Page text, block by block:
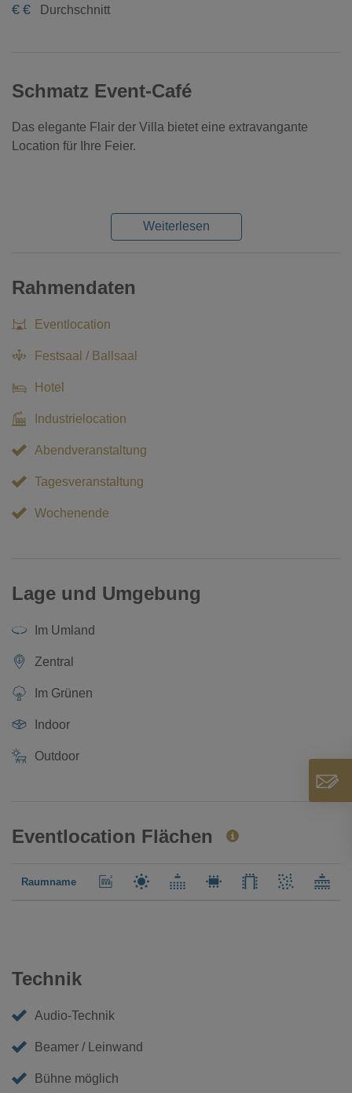
€ € Durchschnitt
Schmatz Event-Café
Das elegante Flair der Villa bietet eine extravangante
Location für Ihre Feier.
Weiterlesen
Rahmendaten
Eventlocation
Festsaal / Ballsaal
Hotel
Industrielocation
Abendveranstaltung
Tagesveranstaltung
Wochenende
Lage und Umgebung
Im Umland
Zentral
Im Grünen
Indoor
Outdoor
Eventlocation Flächen
Raumname
Technik
Audio-Technik
Beamer / Leinwand
Bühne möglich